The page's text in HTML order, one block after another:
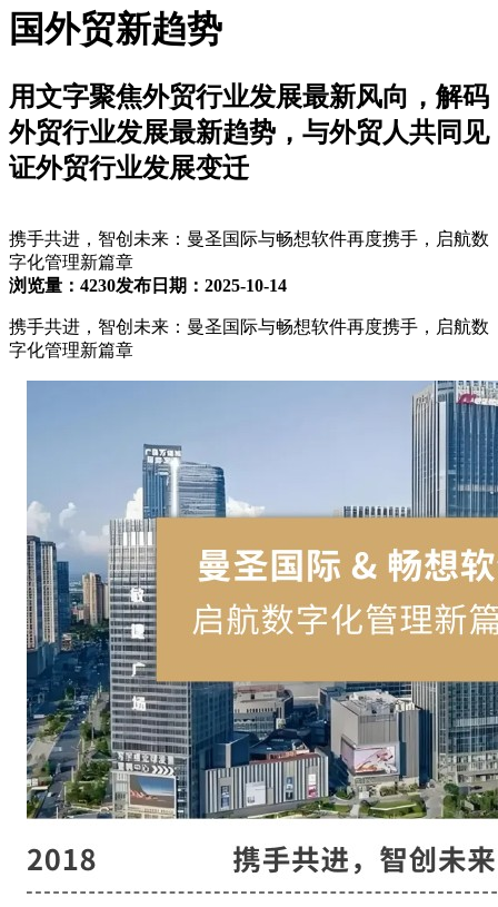
国外贸新趋势
用文字聚焦外贸行业发展最新风向，解码
外贸行业发展最新趋势，与外贸人共同见
证外贸行业发展变迁
携手共进，智创未来：曼圣国际与畅想软件再度携手，启航数
字化管理新篇章
浏览量：4230发布日期：2025-10-14
携手共进，智创未来：曼圣国际与畅想软件再度携手，启航数
字化管理新篇章